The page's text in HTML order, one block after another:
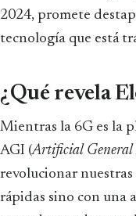
2024, promete
tecnología que está
¿Qué revela
Mientras la 6G es la
AGI (Artificial General
revolucionar nuestras
rápidas sino con una